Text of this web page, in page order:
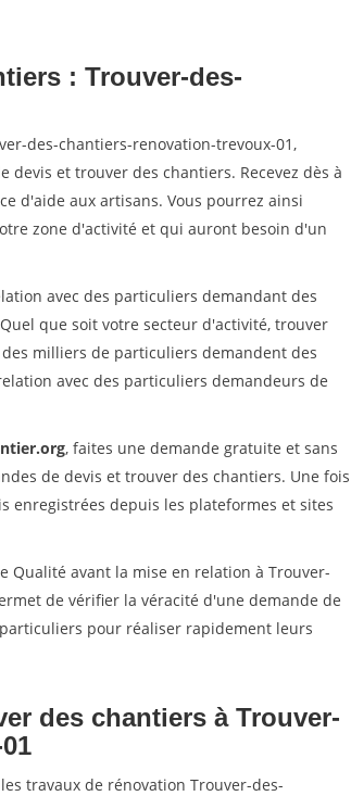
: Trouver-des-
des-chantiers-renovation-trevoux-01,
et trouver des chantiers. Recevez dès à
d'aide aux artisans. Vous pourrez ainsi
zone d'activité et qui auront besoin d'un
avec des particuliers demandant des
que soit votre secteur d'activité, trouver
des milliers de particuliers demandent des
avec des particuliers demandeurs de
, faites une demande gratuite et sans
de devis et trouver des chantiers. Une fois
enregistrées depuis les plateformes et sites
Qualité avant la mise en relation à Trouver-
de vérifier la véracité d'une demande de
pour réaliser rapidement leurs
des chantiers à Trouver-
travaux de rénovation Trouver-des-